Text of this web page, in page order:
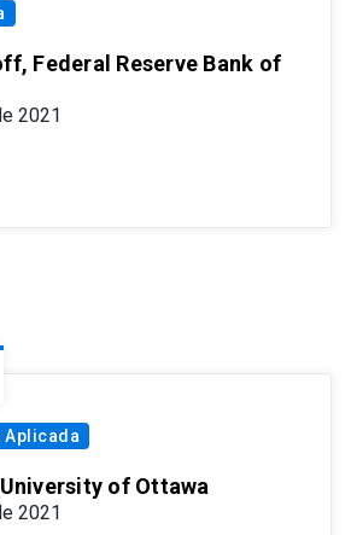
Federal Reserve Bank of
2021
of Ottawa
2021